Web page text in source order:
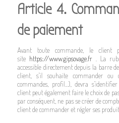
Article 4.
de paiement
Avant toute commande, le
site https://www.gipsovage.fr . La
accessible directement depuis la barre
client, s’il souhaite commander
commandes, profil…), devra
client peut également faire le choix de
par conséquent, ne pas se créer de
client de commander et régler ses